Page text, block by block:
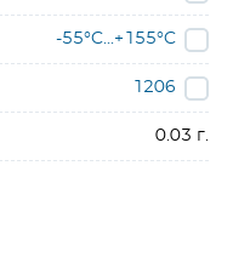
-55°C...+155°C
1206
0.03 г.